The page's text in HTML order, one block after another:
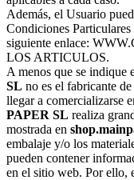
Además, el Usuario
Condiciones
siguiente enlace:
LOS ARTICULOS.
A menos que se indique
SL no es el fabricante
llegar a comercializarse
PAPER SL realiza
mostrada en
embalaje y/o los
pueden contener
en el sitio web. Por ello,